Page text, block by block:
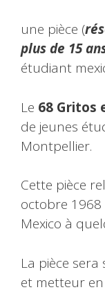
une pièce (
plus de 15
étudiant
Le 68 Gritos
de jeunes
Montpellier.
Cette pièce
octobre
Mexico à
La pièce sera
et metteur en